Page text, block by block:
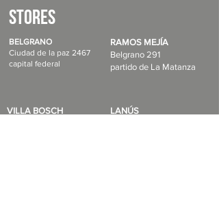
STORES
BELGRANO
Ciudad de la paz 2467
capital federal
RAMOS MEJÍA
Belgrano 291
partido de La Matanza
VILLA BOSCH
LANÚS